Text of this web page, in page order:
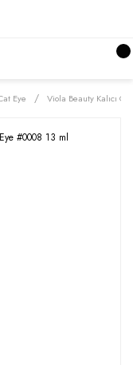
Eye Viola Beauty Kalıcı